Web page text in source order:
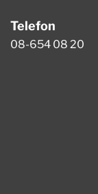
Telefon
08-654 08 20